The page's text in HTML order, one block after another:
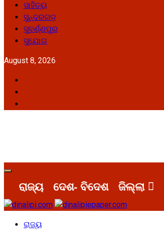
ସାହିତ୍ୟ
ସୁନ୍ଦରଗଡ଼
ସୁବର୍ଣ୍ଣପୁର
ସୁଯୋଗ
August 8, 2026
Primary
Menuରାଜ୍ୟ ଦେଶ- ବିଦେଶ ଜିଲ୍ଲା
ରାଜ୍ୟ